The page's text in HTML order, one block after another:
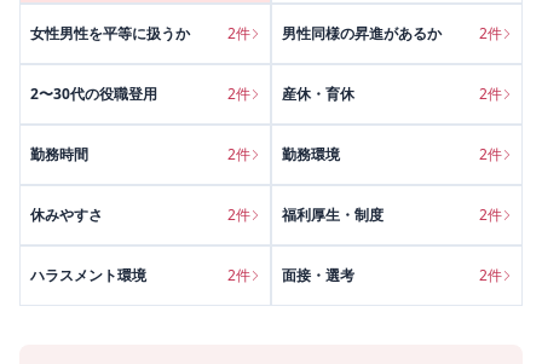
女性男性を平等に扱うか 2件 男性同様の昇進があるか 2件
2〜30代の役職登用 2件 産休・育休 2件
勤務時間 2件 勤務環境 2件
休みやすさ 2件 福利厚生・制度 2件
ハラスメント環境 2件 面接・選考 2件